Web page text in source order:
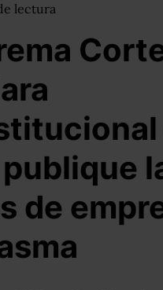
lectura
publique
de